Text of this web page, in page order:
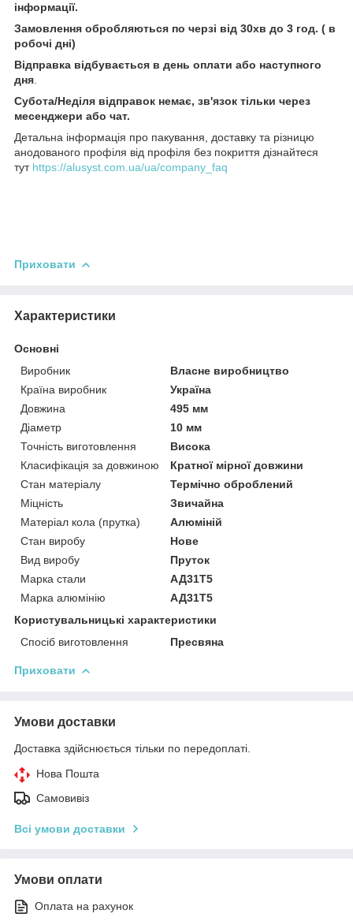
інформації.
Замовлення обробляються по черзі від 30хв до 3 год. ( в
робочі дні)
Відправка відбувається в день оплати або наступного
дня
Субота/Неділя відправок немає, зв'язок тільки через
месенджери або чат.
Детальна інформація про пакування, доставку та різницю
анодованого профіля від профіля без покриття дізнайтеся
тут https://alusyst.com.ua/ua/company_faq
Приховати
Характеристики
Основні
Виробник
Власне виробництво
Країна виробник
Україна
Довжина
495 мм
Діаметр
10 мм
Точність виготовлення
Висока
Класифікація за довжиною
Кратної мірної довжини
Стан матеріалу
Термічно оброблений
Міцність
Звичайна
Матеріал кола (прутка)
Алюміній
Стан виробу
Нове
Вид виробу
Пруток
Марка стали
АД31Т5
Марка алюмінію
АД31Т5
Користувальницькі характеристики
Спосіб виготовлення
Пресвяна
Приховати
Умови доставки
Доставка здійснюється тільки по передоплаті.
Нова Пошта
Самовивіз
Всі умови доставки
Умови оплати
Оплата на рахунок